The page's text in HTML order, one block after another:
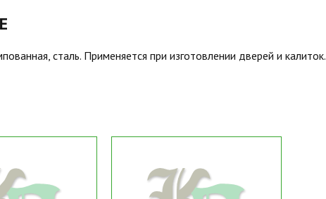
сталь. Применяется при изготовлении дверей и калиток.